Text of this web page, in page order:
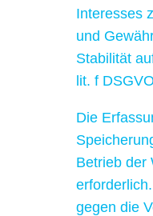
Interesses
und
Stabilität
lit. f
Die
Betrieb der
gegen die